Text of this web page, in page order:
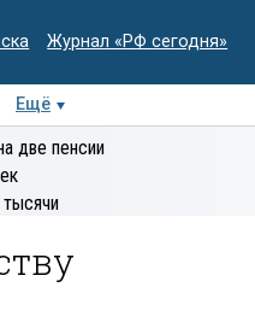
Журнал «РФ сегодня»
Ещё
Деловая
две пенсии